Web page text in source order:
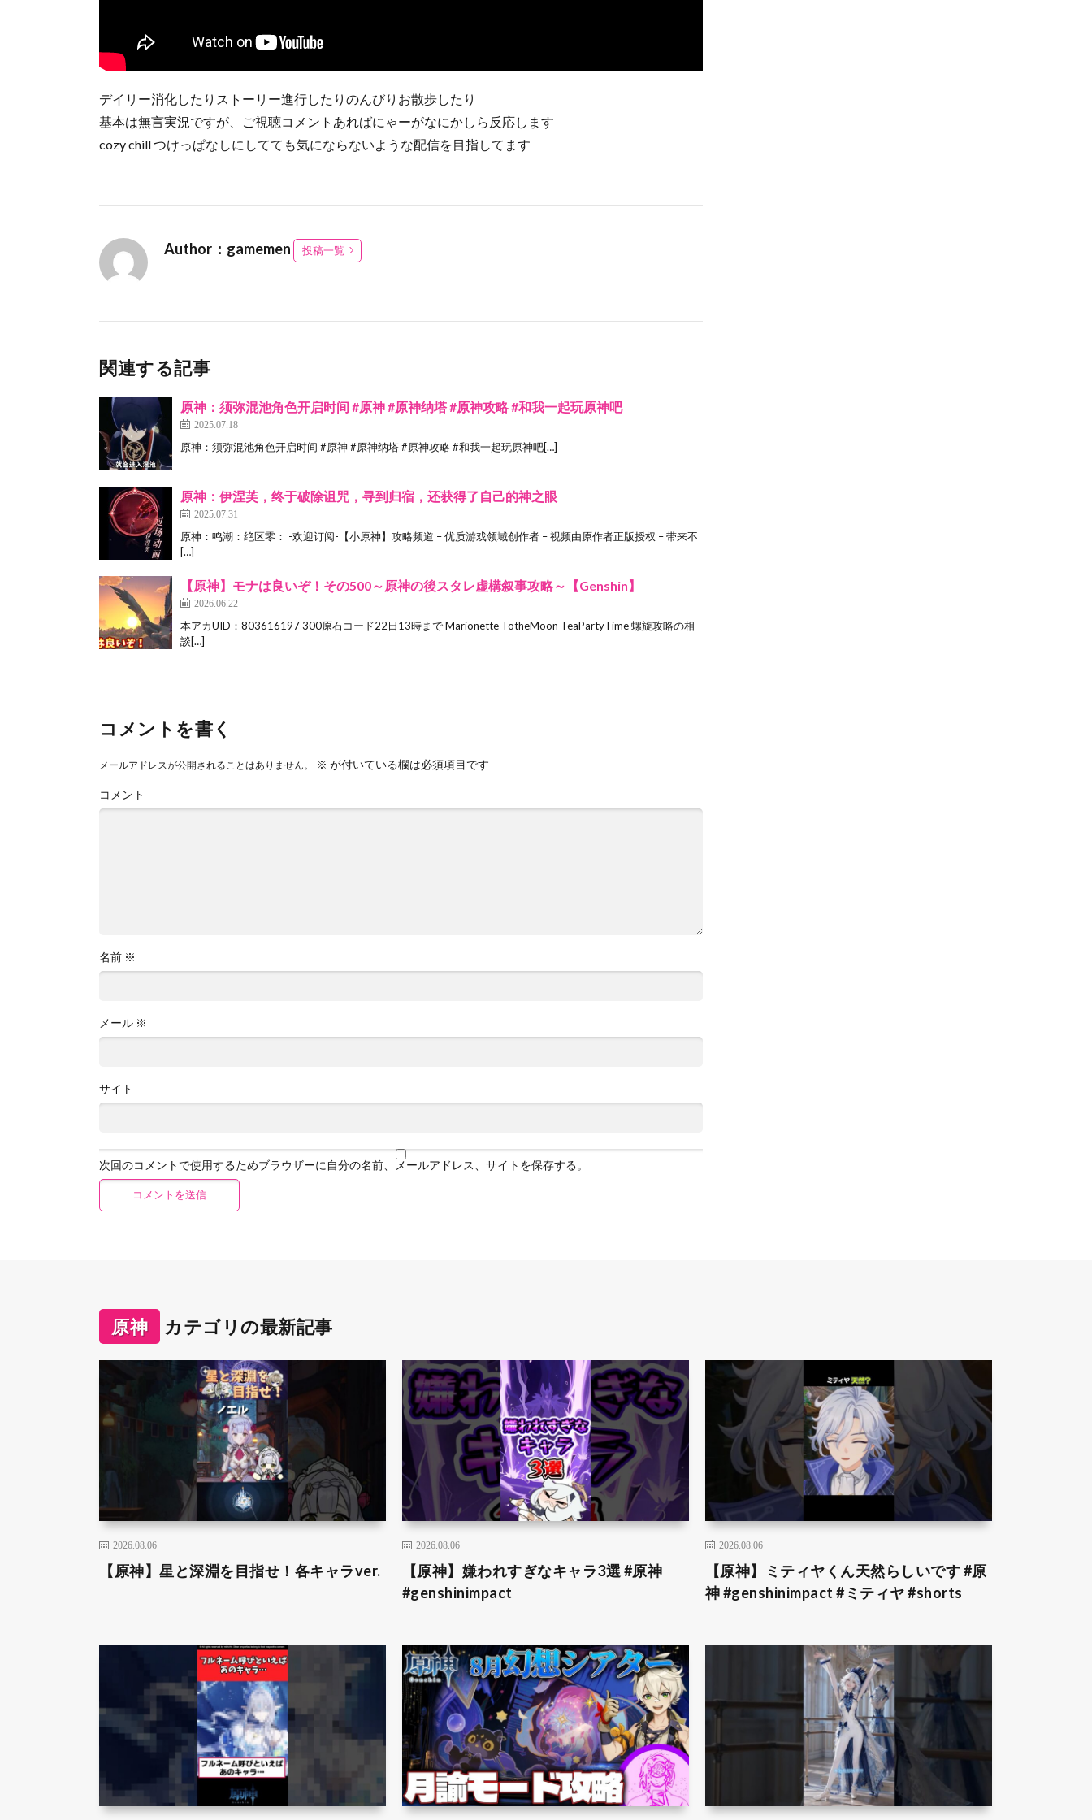
デイリー消化したりストーリー進行したりのんびりお散歩したり
基本は無言実況ですが、ご視聴コメントあればにゃーがなにかしら反応します
cozy chill つけっぱなしにしてても気にならないような配信を目指してます
Author：gamemen 投稿一覧
関連する記事
原神：须弥混池角色开启时间 #原神 #原神纳塔 #原神攻略 #和我一起玩原神吧
2025.07.18
原神：须弥混池角色开启时间 #原神 #原神纳塔 #原神攻略 #和我一起玩原神吧[…]
原神：伊涅芙，终于破除诅咒，寻到归宿，还获得了自己的神之眼
2025.07.31
原神：鸣潮：绝区零： -欢迎订阅-【小原神】攻略频道 – 优质游戏领域创作者 – 视频由原作者正版授权 – 带来不
[…]
【原神】モナは良いぞ！その500～原神の後スタレ虚構叙事攻略～【Genshin】
2026.06.22
本アカUID：803616197 300原石コード22日13時まで Marionette TotheMoon TeaPartyTime 螺旋攻略の相
談[…]
コメントを書く
メールアドレスが公開されることはありません。 ※ が付いている欄は必須項目です
コメント
名前 ※
メール ※
サイト
次回のコメントで使用するためブラウザーに自分の名前、メールアドレス、サイトを保存する。
原神 カテゴリの最新記事
2026.08.06
【原神】星と深淵を目指せ！各キャラver.
2026.08.06
【原神】嫌われすぎなキャラ3選 #原神
#genshinimpact
2026.08.06
【原神】ミティヤくん天然らしいです #原
神 #genshinimpact #ミティヤ #shorts